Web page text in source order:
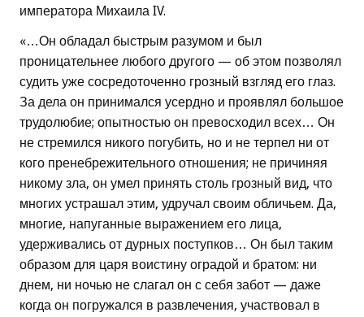
императора Михаила IV.
«…Он обладал быстрым разумом и был
проницательнее любого другого — об этом позволял
судить уже сосредоточенно грозный взгляд его глаз.
За дела он принимался усердно и проявлял большое
трудолюбие; опытностью он превосходил всех… Он
не стремился никого погубить, но и не терпел ни от
кого пренебрежительного отношения; не причиняя
никому зла, он умел принять столь грозный вид, что
многих устрашал этим, удручал своим обличьем. Да,
многие, напуганные выражением его лица,
удерживались от дурных поступков… Он был таким
образом для царя воистину оградой и братом: ни
днем, ни ночью не слагал он с себя забот — даже
когда он погружался в развлечения, участвовал в